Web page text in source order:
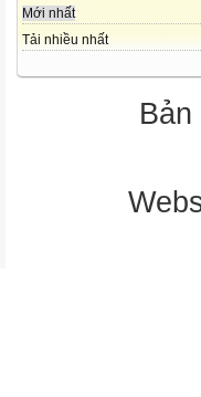
Mới nhất
Tải nhiều nhất